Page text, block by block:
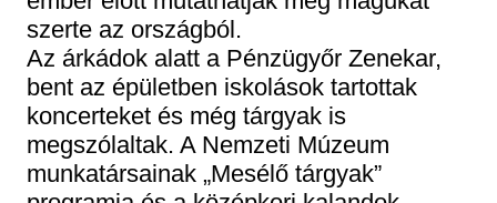
szerte az országból.
Az árkádok alatt a Pénzügyőr Zenekar,
bent az épületben iskolások tartottak
koncerteket és még tárgyak is
megszólaltak. A Nemzeti Múzeum
munkatársainak „Mesélő tárgyak”